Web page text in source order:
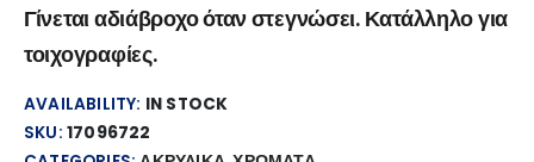
Γίνεται αδιάβροχο όταν στεγνώσει. Κατάλληλο για
τοιχογραφίες.
AVAILABILITY: IN STOCK
SKU: 17096722